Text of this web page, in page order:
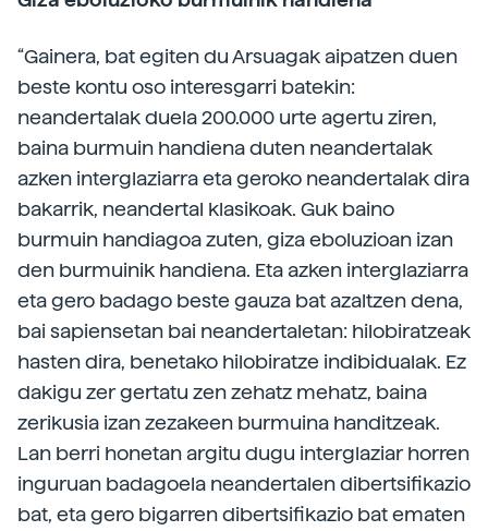
“Gainera, bat egiten du Arsuagak aipatzen duen
beste kontu oso interesgarri batekin:
neandertalak duela 200.000 urte agertu ziren,
baina burmuin handiena duten neandertalak
azken interglaziarra eta geroko neandertalak dira
bakarrik, neandertal klasikoak. Guk baino
burmuin handiagoa zuten, giza eboluzioan izan
den burmuinik handiena. Eta azken interglaziarra
eta gero badago beste gauza bat azaltzen dena,
bai sapiensetan bai neandertaletan: hilobiratzeak
hasten dira, benetako hilobiratze indibidualak. Ez
dakigu zer gertatu zen zehatz mehatz, baina
zerikusia izan zezakeen burmuina handitzeak.
Lan berri honetan argitu dugu interglaziar horren
inguruan badagoela neandertalen dibertsifikazio
bat, eta gero bigarren dibertsifikazio bat ematen